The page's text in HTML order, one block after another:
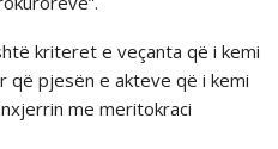
kriteret e veçanta që i kemi
që pjesën e akteve që i kemi
me meritokraci